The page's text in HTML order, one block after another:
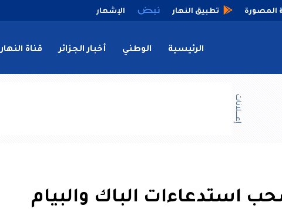
المصورة تطبيق النهار الإشهار
الرئيسية الوطني أخبار الجزائر قناة النهار
إعــــلانات
استدعاءات الباك والبيام